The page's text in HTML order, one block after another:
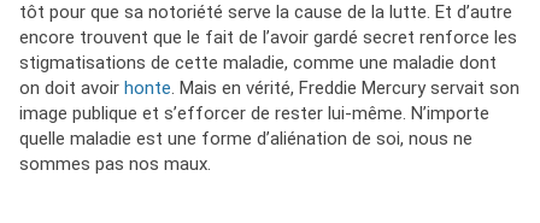
tôt pour que sa notoriété serve la cause de la lutte. Et d’autre
encore trouvent que le fait de l’avoir gardé secret renforce les
stigmatisations de cette maladie, comme une maladie dont
on doit avoir honte. Mais en vérité, Freddie Mercury servait son
image publique et s’efforcer de rester lui-même. N’importe
quelle maladie est une forme d’aliénation de soi, nous ne
sommes pas nos maux.